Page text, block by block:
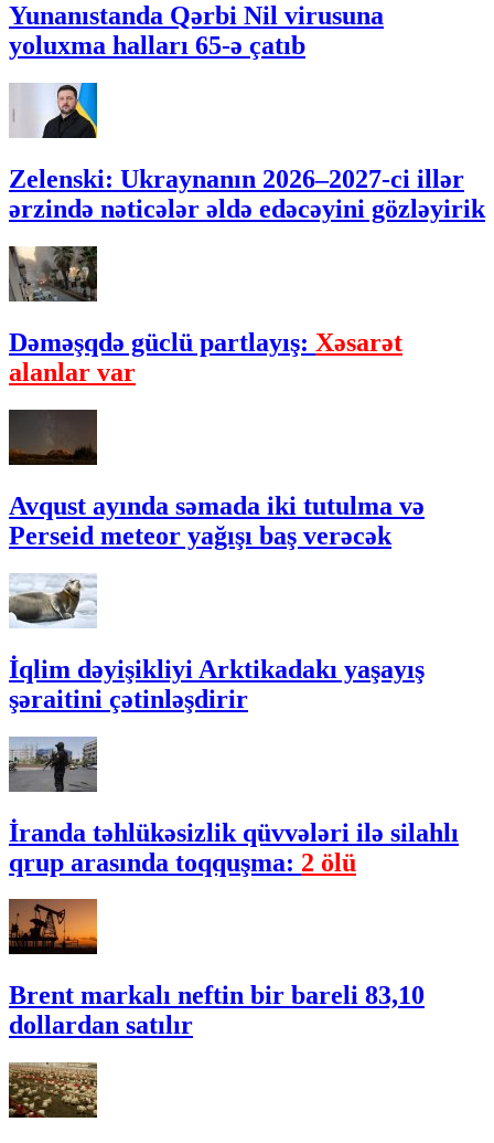
Yunanıstanda Qərbi Nil virusuna
yoluxma halları 65-ə çatıb
Zelenski: Ukraynanın 2026–2027-ci illər
ərzində nəticələr əldə edəcəyini gözləyirik
Dəməşqdə güclü partlayış: Xəsarət
alanlar var
Avqust ayında səmada iki tutulma və
Perseid meteor yağışı baş verəcək
İqlim dəyişikliyi Arktikadakı yaşayış
şəraitini çətinləşdirir
İranda təhlükəsizlik qüvvələri ilə silahlı
qrup arasında toqquşma: 2 ölü
Brent markalı neftin bir bareli 83,10
dollardan satılır